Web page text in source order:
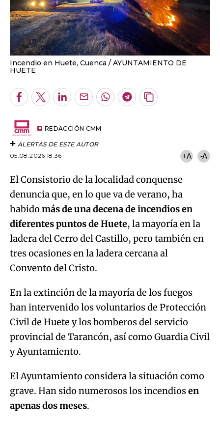
Incendio en Huete, Cuenca
AYUNTAMIENTO DE
HUETE
Facebook
TwitterLinkedInEnviarWhatsapp
Telegram
Copiar
REDACCIÓN CMM
ALERTAS DE ESTE AUTOR
05.08.2026 18:36
+A -A
El Consistorio de la localidad conquense
denuncia que, en lo que va de verano, ha
habido más de una decena de incendios en
diferentes puntos de Huete, la mayoría en la
ladera del Cerro del Castillo, pero también en
tres ocasiones en la ladera cercana al
Convento del Cristo.
En la extinción de la mayoría de los fuegos
han intervenido los voluntarios de Protección
Civil de Huete y los bomberos del servicio
provincial de Tarancón, así como Guardia Civil
y Ayuntamiento.
El Ayuntamiento considera la situación como
grave. Han sido numerosos los incendiosen
apenas dos meses.